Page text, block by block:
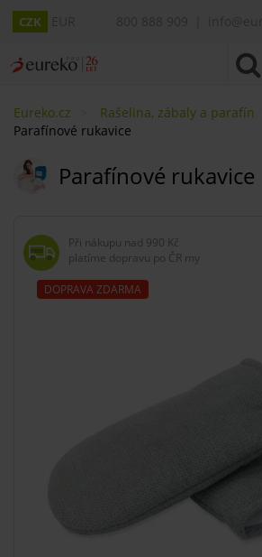
CZK
Eureko.cz Rašelina, zábaly a parafín
Parafínové rukavice
Parafínové rukavice
Při nákupu nad 990 Kč
platíme dopravu po ČR my
DOPRAVA ZDARMA